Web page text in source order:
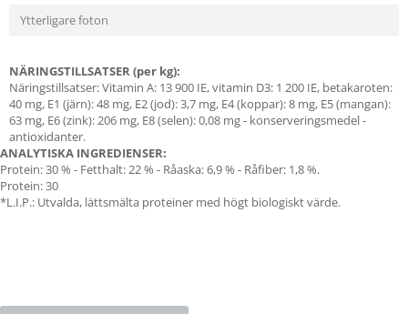
Ytterligare foton
NÄRINGSTILLSATSER (per kg):
Näringstillsatser: Vitamin A: 13 900 IE, vitamin D3: 1 200 IE, betakaroten:
40 mg, E1 (järn): 48 mg, E2 (jod): 3,7 mg, E4 (koppar): 8 mg, E5 (mangan):
63 mg, E6 (zink): 206 mg, E8 (selen): 0,08 mg - konserveringsmedel -
antioxidanter.
ANALYTISKA INGREDIENSER:
Protein: 30 % - Fetthalt: 22 % - Råaska: 6,9 % - Råfiber: 1,8 %.
Protein: 30
*L.I.P.: Utvalda, lättsmälta proteiner med högt biologiskt värde.